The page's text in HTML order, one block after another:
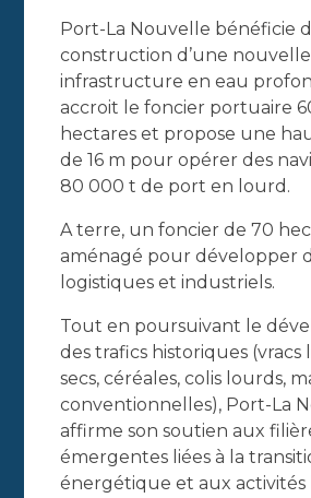
Port-La Nouvelle bénéficie
construction d’une nouvelle
infrastructure en eau
accroit le foncier portuaire
hectares et propose une
de 16 m pour opérer des
80 000 t de port en lourd.
A terre, un foncier de 70
aménagé pour développer
logistiques et industriels.
Tout en poursuivant le
des trafics historiques (vracs
secs, céréales, colis lourds,
conventionnelles), Port-La
affirme son soutien aux
émergentes liées à la
énergétique et aux activités